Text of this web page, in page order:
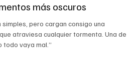
vaya mal": Una carta a ti
más oscuros